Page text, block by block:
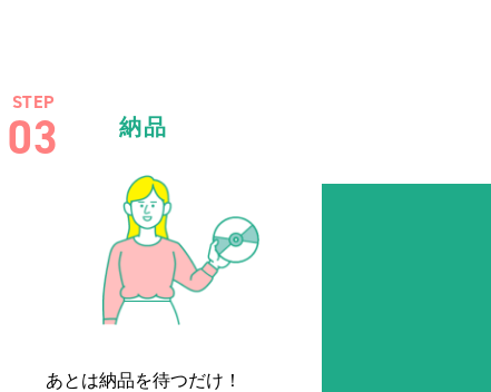
STEP
03 納品
あとは納品を待つだけ！